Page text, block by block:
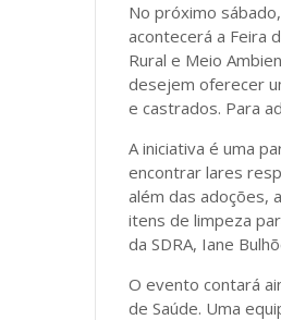
No próximo
acontecerá a Feira
Rural e Meio
desejem oferecer
e castrados. Para
A iniciativa é uma
encontrar lares
além das adoções,
itens de limpeza
da SDRA, Iane
O evento contará
de Saúde. Uma